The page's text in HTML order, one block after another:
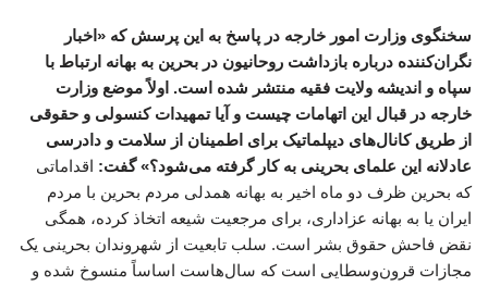
سخنگوی وزارت امور خارجه در پاسخ به این پرسش که «اخبار
نگران‌کننده‌ درباره بازداشت روحانیون در بحرین به بهانه ارتباط با
سپاه و اندیشه ولایت فقیه منتشر شده است. اولاً موضع وزارت
خارجه در قبال این اتهامات چیست و آیا تمهیدات کنسولی و حقوقی
از طریق کانال‌های دیپلماتیک برای اطمینان از سلامت و دادرسی
عادلانه این علمای بحرینی به کار گرفته می‌شود؟» گفت: اقداماتی
که بحرین ظرف دو ماه اخیر به بهانه همدلی مردم بحرین با مردم
ایران یا به بهانه عزاداری، برای مرجعیت شیعه اتخاذ کرده، همگی
نقض فاحش حقوق بشر است. سلب تابعیت از شهروندان بحرینی یک
مجازات قرون‌وسطایی است که سال‌هاست اساساً منسوخ شده و